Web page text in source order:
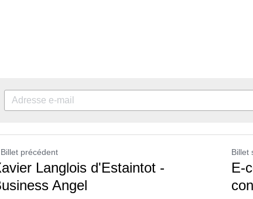
Xavier Langlois d'Estaintot -
Business Angel
E-
Revenir au site